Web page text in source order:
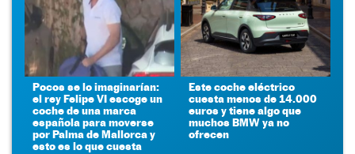
Pocos se lo imaginarían:
el rey Felipe VI escoge un
coche de una marca
española para moverse
por Palma de Mallorca y
esto es lo que cuesta
Este coche eléctrico
cuesta menos de 14.000
euros y tiene algo que
muchos BMW ya no
ofrecen